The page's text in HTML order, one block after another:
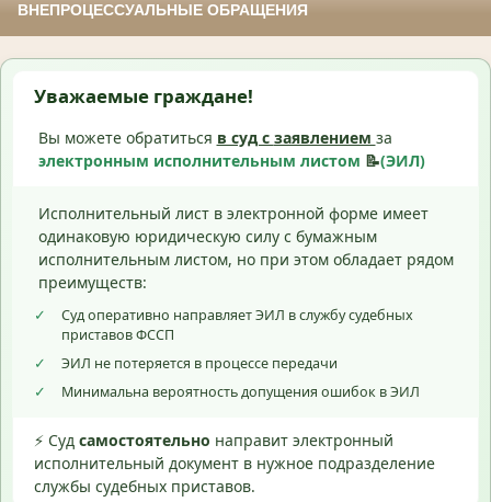
ВНЕПРОЦЕССУАЛЬНЫЕ ОБРАЩЕНИЯ
Уважаемые граждане!
Вы можете обратиться в суд с заявлением за
электронным исполнительным листом 📝(ЭИЛ)
Исполнительный лист в электронной форме имеет
одинаковую юридическую силу с бумажным
исполнительным листом, но при этом обладает рядом
преимуществ:
✓
Суд оперативно направляет ЭИЛ в службу судебных
приставов ФССП
✓
ЭИЛ не потеряется в процессе передачи
✓
Минимальна вероятность допущения ошибок в ЭИЛ
⚡ Суд самостоятельно направит электронный
исполнительный документ в нужное подразделение
службы судебных приставов.